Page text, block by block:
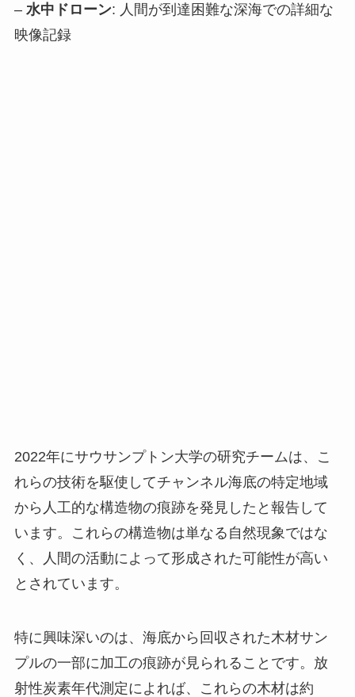
– 水中ドローン: 人間が到達困難な深海での詳細な
映像記録
2022年にサウサンプトン大学の研究チームは、こ
れらの技術を駆使してチャンネル海底の特定地域
から人工的な構造物の痕跡を発見したと報告して
います。これらの構造物は単なる自然現象ではな
く、人間の活動によって形成された可能性が高い
とされています。
特に興味深いのは、海底から回収された木材サン
プルの一部に加工の痕跡が見られることです。放
射性炭素年代測定によれば、これらの木材は約